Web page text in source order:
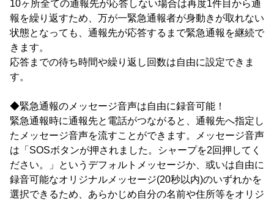
10ヶ所全ての通報先が応答しない場合は再度1件目から通
報を繰り返すため、万が一緊急通報者が身動きが取れない
状態となっても、通報先が応答するまで緊急通報を継続で
きます。
応答までの待ち時間や繰り返し回数は自由に設定できま
す。
◆緊急通報のメッセージ音声は自由に録音可能！
緊急通報時に通報先と電話がつながると、通報先へ指定し
たメッセージ音声を流すことができます。メッセージ音声
は「SOSボタンが押されました。シャープを2回押してく
ださい。」というデフォルトメッセージか、或いは自由に
録音可能なオリジナルメッセージ(20秒以内)のいずれかを
選択できるため、あらかじめ自分の名前や住所等をオリジ